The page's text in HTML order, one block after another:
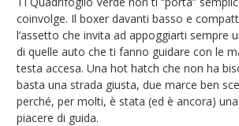
coinvolge. Il boxer davanti basso e
l’assetto che invita ad appoggiarti sempre
di quelle auto che ti fanno guidare con le
testa accesa. Una hot hatch che non ha
basta una strada giusta, due marce ben
perché, per molti, è stata (ed è ancora)
piacere di guida.